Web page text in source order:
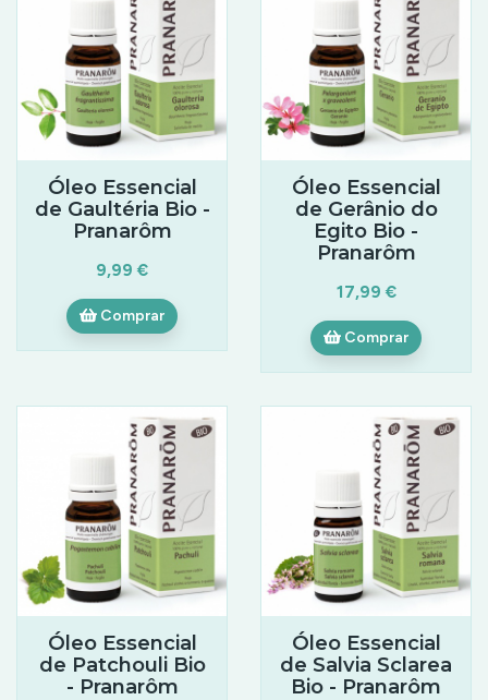
Óleo Essencial
de Gaultéria Bio -
Pranarôm
9,99 €
Comprar
Óleo Essencial
de Gerânio do
Egito Bio -
Pranarôm
17,99 €
Comprar
Óleo Essencial
de Patchouli Bio
- Pranarôm
Óleo Essencial
de Salvia Sclarea
Bio - Pranarôm